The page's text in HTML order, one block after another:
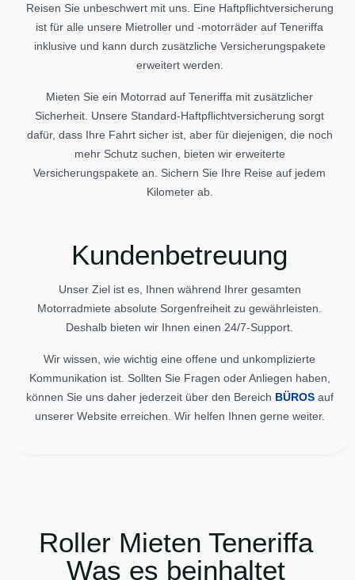
Reisen Sie unbeschwert mit uns. Eine Haftpflichtversicherung
ist für alle unsere Mietroller und -motorräder auf Teneriffa
inklusive und kann durch zusätzliche Versicherungspakete
erweitert werden.
Mieten Sie ein Motorrad auf Teneriffa mit zusätzlicher
Sicherheit. Unsere Standard-Haftpflichtversicherung sorgt
dafür, dass Ihre Fahrt sicher ist, aber für diejenigen, die noch
mehr Schutz suchen, bieten wir erweiterte
Versicherungspakete an. Sichern Sie Ihre Reise auf jedem
Kilometer ab.
Kundenbetreuung
Unser Ziel ist es, Ihnen während Ihrer gesamten
Motorradmiete absolute Sorgenfreiheit zu gewährleisten.
Deshalb bieten wir Ihnen einen 24/7-Support.
Wir wissen, wie wichtig eine offene und unkomplizierte
Kommunikation ist. Sollten Sie Fragen oder Anliegen haben,
können Sie uns daher jederzeit über den Bereich BÜROSauf
unserer Website erreichen. Wir helfen Ihnen gerne weiter.
Roller Mieten Teneriffa
Was es beinhaltet